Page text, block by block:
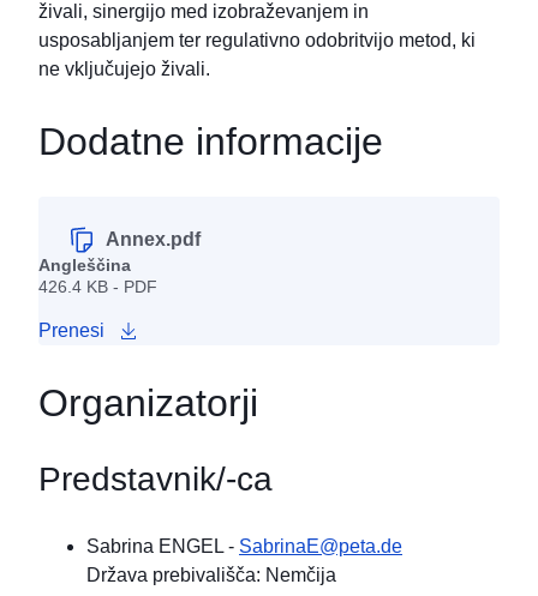
živali, sinergijo med izobraževanjem in
usposabljanjem ter regulativno odobritvijo metod, ki
ne vključujejo živali.
Dodatne informacije
Annex.pdf
Angleščina
426.4 KB - PDF
Prenesi
Organizatorji
Predstavnik/-ca
Sabrina ENGEL - SabrinaE@peta.de
Država prebivališča: Nemčija